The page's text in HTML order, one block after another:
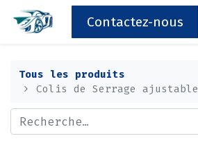
Contactez-nous
Tous les produits
Colis de Serrage ajustable